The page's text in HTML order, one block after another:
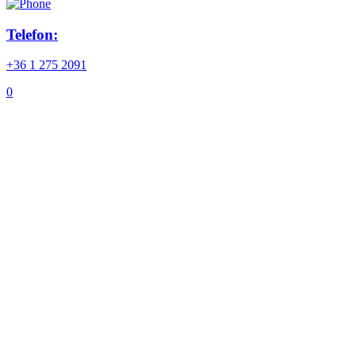
Telefon:
+36 1 275 2091
0